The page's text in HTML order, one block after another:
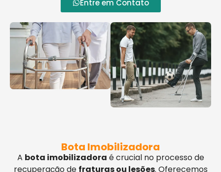
Entre em Contato
Bota Imobilizadora
A bota imobilizadora é crucial no processo de
recuperação de fraturas ou lesões. Oferecemos